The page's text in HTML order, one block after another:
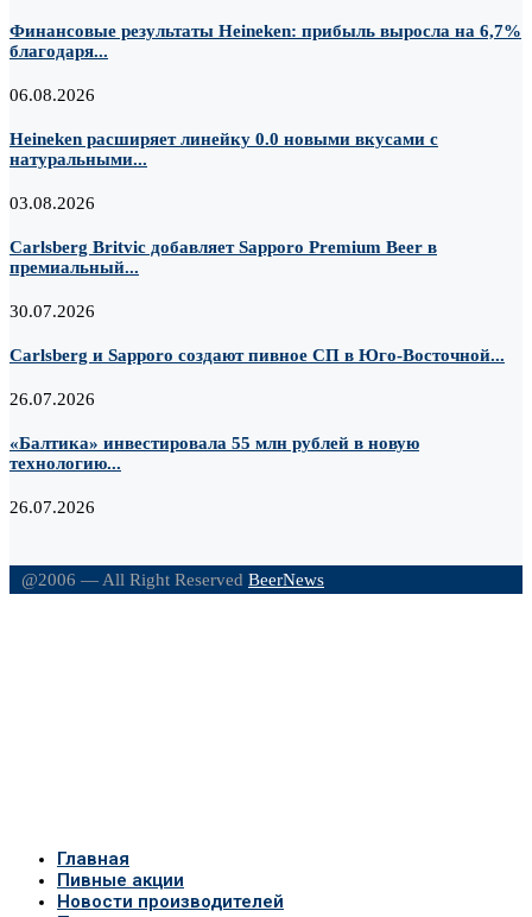
Финансовые результаты Heineken: прибыль выросла на 6,7%
благодаря...
06.08.2026
Heineken расширяет линейку 0.0 новыми вкусами с
натуральными...
03.08.2026
Carlsberg Britvic добавляет Sapporo Premium Beer в
премиальный...
30.07.2026
Carlsberg и Sapporo создают пивное СП в Юго-Восточной...
26.07.2026
«Балтика» инвестировала 55 млн рублей в новую
технологию...
26.07.2026
@2006 — All Right Reserved BeerNews
Главная
Пивные акции
Новости производителей